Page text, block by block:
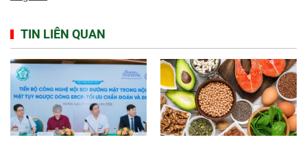
TIN LIÊN QUAN